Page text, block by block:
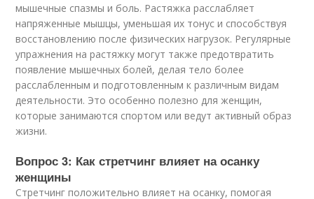
мышечные спазмы и боль. Растяжка расслабляет
напряженные мышцы, уменьшая их тонус и способствуя
восстановлению после физических нагрузок. Регулярные
упражнения на растяжку могут также предотвратить
появление мышечных болей, делая тело более
расслабленным и подготовленным к различным видам
деятельности. Это особенно полезно для женщин,
которые занимаются спортом или ведут активный образ
жизни.
Вопрос 3: Как стретчинг влияет на осанку
женщины
Стретчинг положительно влияет на осанку, помогая